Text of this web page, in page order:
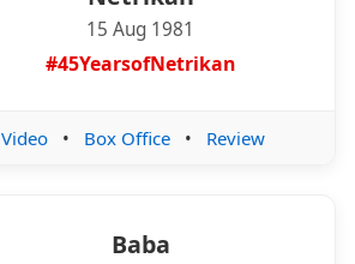
15 Aug 1981
#45YearsofNetrikan
Video • Box Office • Review
Baba